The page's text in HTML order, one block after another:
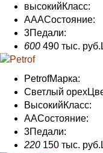
высокийКласс:
AAAСостояние:
3Педали:
600 490 тыс. руб.
PetrofМарка:
Светлый орех
ВысокийКласс:
ААСостояние:
3Педали:
220 150 тыс. руб.